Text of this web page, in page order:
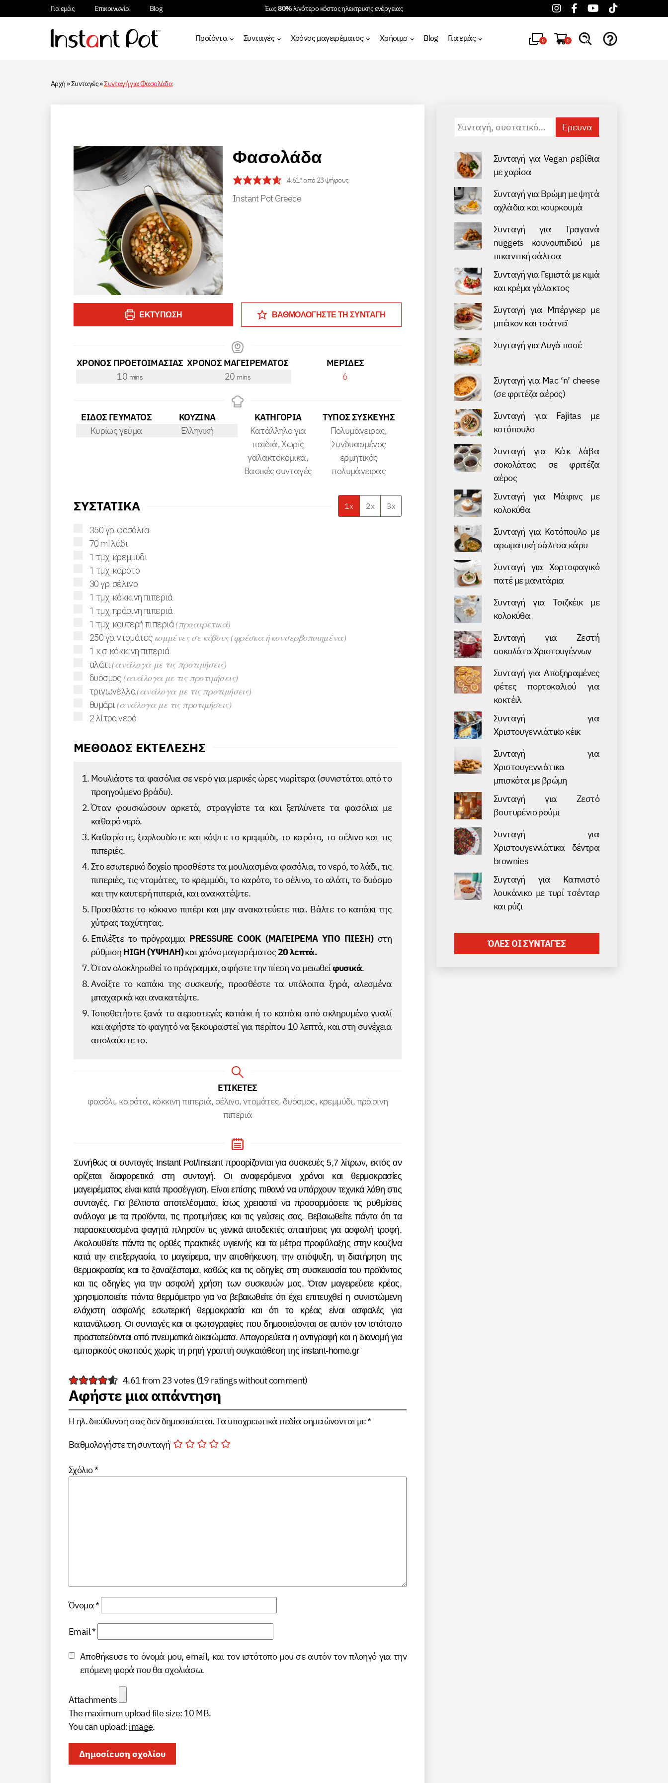
Για εμάς Επικοινωνία Blog Έως80%λιγότερο κόστος ηλεκτρικής ενέργειας
Προϊόντα Συνταγές Χρόνος μαγειρέματος Χρήσιμο Blog Για εμάς 0 0
Αρχή»Συνταγές»Συνταγή για Φασολάδα
Φασολάδα
4.61* από 23 ψήφους
Instant Pot Greece
ΕΚΤΎΠΩΣΗ ΒΑΘΜΟΛΟΓΗΣΤΕ ΤΗ ΣΥΝΤΑΓΗ
ΧΡΟΝΟΣ ΠΡΟΕΤΟΙΜΑΣΙΑΣ
10minutes
mins
ΧΡΟΝΟΣ ΜΑΓΕΙΡΕΜΑΤΟΣ
20minutes
mins
ΜΕΡΊΔΕΣ
6
ΕΙΔΟΣ ΓΕΥΜΑΤΟΣ
Κυρίως γεύμα
ΚΟΥΖΙΝΑ
Ελληνική
ΚΑΤΗΓΟΡΊΑ
Κατάλληλο για
παιδιά, Χωρίς
γαλακτοκομικά,
Βασικές συνταγές
ΤΎΠΟΣ ΣΥΣΚΕΥΉΣ
Πολυμάγειρας,
Συνδυασμένος
ερμητικός
πολυμάγειρας
ΣΥΣΤΑΤΙΚΑ 1x 2x 3x
▢
350γρ. φασόλια
▢
70 mlλάδι
▢
1 τμχ. κρεμμύδι
▢
1 τμχ. καρότο
▢
30 γρ. σέλινο
▢
1 τμχ. κόκκινη πιπεριά
▢
1 τμχ. πράσινη πιπεριά
▢
1 τμχ. καυτερή πιπεριά (προαιρετικά)
▢
250γρ. ντομάτες κομμένες σε κύβους (φρέσκα ή κονσερβοποιημένα)
▢
1 κ.σ. κόκκινη πιπεριά
▢
αλάτι (ανάλογα με τις προτιμήσεις)
▢
δυόσμος (ανάλογα με τις προτιμήσεις)
▢
τριγωνέλλα(ανάλογα με τις προτιμήσεις)
▢
θυμάρι (ανάλογα με τις προτιμήσεις)
▢
2 λίτρα νερό
ΜΕΘΟΔΟΣ ΕΚΤΕΛΕΣΗΣ
Μουλιάστε τα φασόλια σε νερό για μερικές ώρες νωρίτερα (συνιστάται από το
προηγούμενο βράδυ).
Όταν φουσκώσουν αρκετά, στραγγίστε τα και ξεπλύνετε τα φασόλια με
καθαρό νερό.
Καθαρίστε, ξεφλουδίστε και κόψτε το κρεμμύδι, το καρότο, το σέλινο και τις
πιπεριές.
Στο εσωτερικό δοχείο προσθέστε τα μουλιασμένα φασόλια, το νερό, το λάδι, τις
πιπεριές, τις ντομάτες, το κρεμμύδι, το καρότο, το σέλινο, το αλάτι, το δυόσμο
και την καυτερή πιπεριά, και ανακατέψτε.
Προσθέστε το κόκκινο πιπέρι και μην ανακατεύετε πια. Βάλτε το καπάκι της
χύτρας ταχύτητας.
Επιλέξτε το πρόγραμμα PRESSURE COOK (ΜΑΓΕΙΡΕΜΑ ΥΠΟ ΠΙΕΣΗ)στη
ρύθμιση HIGH (ΥΨΗΛΗ)και χρόνο μαγειρέματος 20 λεπτά.
Όταν ολοκληρωθεί το πρόγραμμα, αφήστε την πίεση να μειωθείφυσικά.
Ανοίξτε το καπάκι της συσκευής, προσθέστε τα υπόλοιπα ξηρά, αλεσμένα
μπαχαρικά και ανακατέψτε.
Τοποθετήστε ξανά το αεροστεγές καπάκι ή το καπάκι από σκληρυμένο γυαλί
και αφήστε το φαγητό να ξεκουραστεί για περίπου 10 λεπτά, και στη συνέχεια
απολαύστε το.
ΕΤΙΚΕΤΕΣ
φασόλι, кαρότα, κόκκινη πιπεριά, σέλινο, ντομάτες, δυόσμος, κρεμμύδι, πράσινη
πιπεριά
Συνήθως οι συνταγές Instant Pot/Instant προορίζονται για συσκευές 5,7 λίτρων, εκτός αν
ορίζεται διαφορετικά στη συνταγή. Οι αναφερόμενοι χρόνοι και θερμοκρασίες
μαγειρέματος είναι κατά προσέγγιση. Είναι επίσης πιθανό να υπάρχουν τεχνικά λάθη στις
συνταγές. Για βέλτιστα αποτελέσματα, ίσως χρειαστεί να προσαρμόσετε τις ρυθμίσεις
ανάλογα με τα προϊόντα, τις προτιμήσεις και τις γεύσεις σας. Βεβαιωθείτε πάντα ότι τα
παρασκευασμένα φαγητά πληρούν τις γενικά αποδεκτές απαιτήσεις για ασφαλή τροφή.
Ακολουθείτε πάντα τις ορθές πρακτικές υγιεινής και τα μέτρα προφύλαξης στην κουζίνα
κατά την επεξεργασία, το μαγείρεμα, την αποθήκευση, την απόψυξη, τη διατήρηση της
θερμοκρασίας και το ξαναζέσταμα, καθώς και τις οδηγίες στη συσκευασία του προϊόντος
και τις οδηγίες για την ασφαλή χρήση των συσκευών μας. Όταν μαγειρεύετε κρέας,
χρησιμοποιείτε πάντα θερμόμετρο για να βεβαιωθείτε ότι έχει επιτευχθεί η συνιστώμενη
ελάχιστη ασφαλής εσωτερική θερμοκρασία και ότι το κρέας είναι ασφαλές για
κατανάλωση. Οι συνταγές και οι φωτογραφίες που δημοσιεύονται σε αυτόν τον ιστότοπο
προστατεύονται από πνευματικά δικαιώματα. Απαγορεύεται η αντιγραφή και η διανομή για
εμπορικούς σκοπούς χωρίς τη ρητή γραπτή συγκατάθεση της instant-home.gr
4.61 from 23 votes (19 ratings without comment)
Αφήστε μια απάντηση
Η ηλ. διεύθυνση σας δεν δημοσιεύεται.Τα υποχρεωτικά πεδία σημειώνονται με*
Βαθμολογήστε τη συνταγή
Σχόλιο*
Όνομα*
Email*
Αποθήκευσε το όνομά μου, email, και τον ιστότοπο μου σε αυτόν τον πλοηγό για την
επόμενη φορά που θα σχολιάσω.
Attachments
The maximum upload file size: 10 MB.
You can upload:image.
Αναζήτηση
Συνταγή για Vegan ρεβίθια
με χαρίσα
Συνταγή για Βρώμη με ψητά
αχλάδια και κουρκουμά
Συνταγή για Τραγανά
nuggets κουνουπιδιού με
πικαντική σάλτσα
Συνταγή για Γεμιστά με κιμά
και κρέμα γάλακτος
Συγταγή για Μπέργκερ με
μπέικον και τσάτνεϊ
Συγταγή για Αυγά ποσέ
Συγταγή για Mac ‘n’ cheese
(σε φριτέζα αέρος)
Συνταγή για Fajitas με
κοτόπουλο
Συνταγή για Κέικ λάβα
σοκολάτας σε φριτέζα
αέρος
Συνταγή για Μάφινς με
κολοκύθα
Συνταγή για Kοτόπουλο με
αρωματική σάλτσα κάρυ
Συνταγή για Хορτοφαγικό
πατέ με μανιτάρια
Συνταγή για Τσιζκέικ με
κολοκύθα
Συνταγή για Ζεστή
σοκολάτα Χριστουγέννων
Συνταγή για Аποξηραμένες
φέτες πορτοκαλιού για
κοκτέιλ
Συνταγή για
Χριστουγεννιάτικο κέικ
Συνταγή για
Χριστουγεννιάτικα
μπισκότα με βρώμη
Συνταγή για Ζεστό
βουτυρένιο ρούμι
Συνταγή για
Χριστουγεννιάτικα δέντρα
brownies
Συγταγή για Καπνιστό
λουκάνικο με τυρί τσένταρ
και ρύζι
ΌΛΕΣ ΟΙ ΣΥΝΤΑΓΈΣ